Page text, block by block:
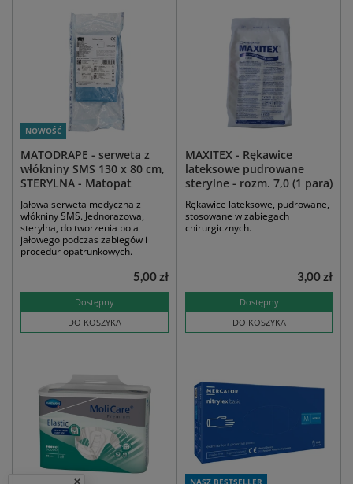
NOWOŚĆ
MATODRAPE - serweta z
włókniny SMS 130 x 80 cm,
STERYLNA - Matopat
Jałowa serweta medyczna z
włókniny SMS. Jednorazowa,
sterylna, do tworzenia pola
jałowego podczas zabiegów i
procedur opatrunkowych.
Dostępny
DO KOSZYKA
5,00 zł
MAXITEX - Rękawice
lateksowe pudrowane
sterylne - rozm. 7,0 (1 para)
Rękawice lateksowe, pudrowane,
stosowane w zabiegach
chirurgicznych.
Dostępny
DO KOSZYKA
3,00 zł
NASZ BESTSELLER